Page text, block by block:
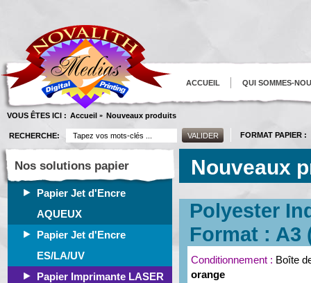
ACCUEIL QUI SOMMES-
VOUS ÊTES ICI : Accueil » Nouveaux produits
RECHERCHE: FORMAT PAPIER :
Nos solutions papier
Papier Jet d'Encre
AQUEUX
Papier Jet d'Encre
ES/LA/UV
Papier Imprimante LASER
Nouveaux
Polyester
Format : A3
Conditionnement : Boîte
orange